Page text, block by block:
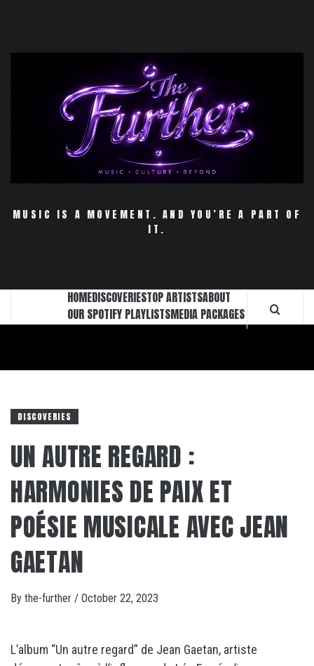
MUSIC IS A MOVEMENT. AND YOU’RE A PART OF
IT.
HOMEDISCOVERIESTOP ARTISTSABOUT
OUR SPOTIFY PLAYLISTSMEDIA PACKAGES
DISCOVERIES
UN AUTRE REGARD :
HARMONIES DE PAIX ET
POÉSIE MUSICALE AVEC JEAN
GAETAN
By the-further / October 22, 2023
L’album “Un autre regard” de Jean Gaetan, artiste